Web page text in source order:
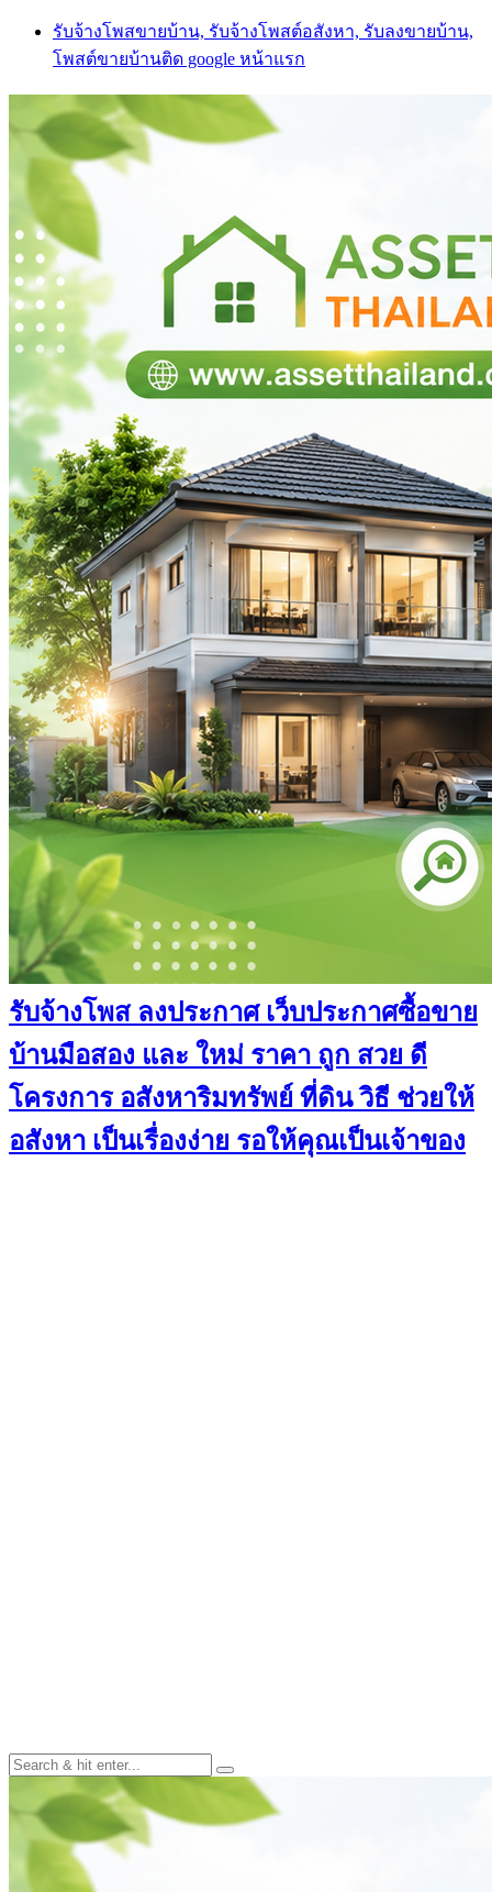
Skip
content
รับจ้างโพสขายบ้าน, รับจ้างโพสต์อสังหา, รับลงขายบ้าน,
โพสต์ขายบ้านติด google หน้าแรก
รับจ้างโพส ลงประกาศ เว็บประกาศซื้อขาย
บ้านมือสอง และ ใหม่ ราคา ถูก สวย ดี
โครงการ อสังหาริมทรัพย์ ที่ดิน วิธี ช่วยให้
อสังหา เป็นเรื่องง่าย รอให้คุณเป็นเจ้าของ